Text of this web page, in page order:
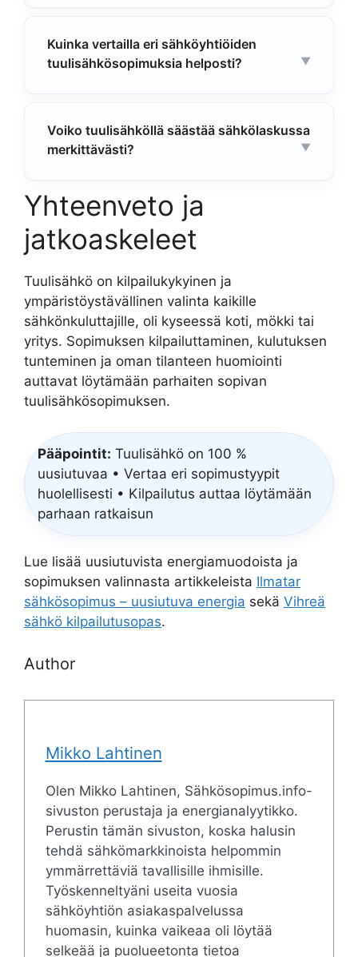
Kuinka vertailla eri sähköyhtiöiden
tuulisähkösopimuksia helposti?
Voiko tuulisähköllä säästää sähkölaskussa
merkittävästi?
Yhteenveto ja
jatkoaskeleet
Tuulisähkö on kilpailukykyinen ja
ympäristöystävällinen valinta kaikille
sähkönkuluttajille, oli kyseessä koti, mökki tai
yritys. Sopimuksen kilpailuttaminen, kulutuksen
tunteminen ja oman tilanteen huomiointi
auttavat löytämään parhaiten sopivan
tuulisähkösopimuksen.
Pääpointit: Tuulisähkö on 100 %
uusiutuvaa • Vertaa eri sopimustyypit
huolellisesti • Kilpailutus auttaa löytämään
parhaan ratkaisun
Lue lisää uusiutuvista energiamuodoista ja
sopimuksen valinnasta artikkeleista Ilmatar
sähkösopimus – uusiutuva energia sekä Vihreä
sähkö kilpailutusopas.
Author
Mikko Lahtinen
Olen Mikko Lahtinen, Sähkösopimus.info-
sivuston perustaja ja energianalyytikko.
Perustin tämän sivuston, koska halusin
tehdä sähkömarkkinoista helpommin
ymmärrettäviä tavallisille ihmisille.
Työskenneltyäni useita vuosia
sähköyhtiön asiakaspalvelussa
huomasin, kuinka vaikeaa oli löytää
selkeää ja puolueetonta tietoa